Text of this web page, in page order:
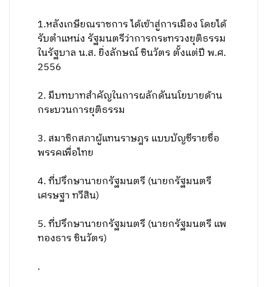
1.หลังเกษียณราชการ ได้เข้าสู่การเมือง โดยได้
รับตำแหน่ง รัฐมนตรีว่าการกระทรวงยุติธรรม
ในรัฐบาล น.ส. ยิ่งลักษณ์ ชินวัตร ตั้งแต่ปี พ.ศ.
2556
2. มีบทบาทสำคัญในการผลักดันนโยบายด้าน
กระบวนการยุติธรรม
3. สมาชิกสภาผู้แทนราษฎร แบบบัญชีรายชื่อ
พรรคเพื่อไทย
4. ที่ปรึกษานายกรัฐมนตรี (นายกรัฐมนตรี
เศรษฐา ทวีสิน)
5. ที่ปรึกษานายกรัฐมนตรี (นายกรัฐมนตรี แพ
ทองธาร ชินวัตร)
.